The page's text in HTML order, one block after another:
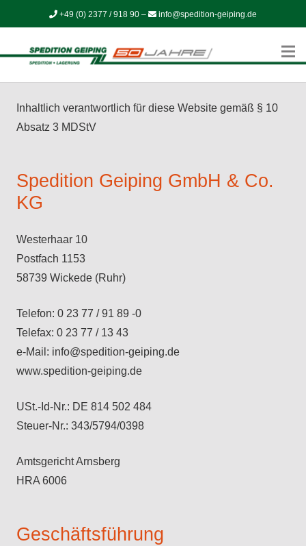
+49 (0) 2377 / 918 90 – info@spedition-geiping.de
Inhaltlich verantwortlich für diese Website gemäß § 10
Absatz 3 MDStV
Spedition Geiping GmbH & Co.
KG
Westerhaar 10
Postfach 1153
58739 Wickede (Ruhr)
Telefon: 0 23 77 / 91 89 -0
Telefax: 0 23 77 / 13 43
e-Mail: info@spedition-geiping.de
www.spedition-geiping.de
USt.-Id-Nr.: DE 814 502 484
Steuer-Nr.: 343/5794/0398
Amtsgericht Arnsberg
HRA 6006
Geschäftsführung